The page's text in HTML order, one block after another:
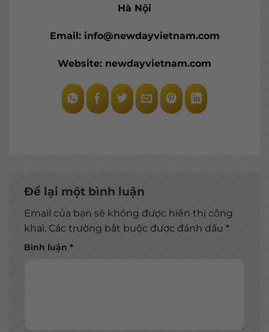
Hà Nội
Email: info@newdayvietnam.com
Website: newdayvietnam.com
Để lại một bình luận
Email của bạn sẽ không được hiển thị công
khai. Các trường bắt buộc được đánh dấu *
Bình luận *